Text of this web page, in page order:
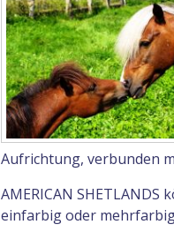
Aufrichtung, verbunden
AMERICAN
einfarbig oder